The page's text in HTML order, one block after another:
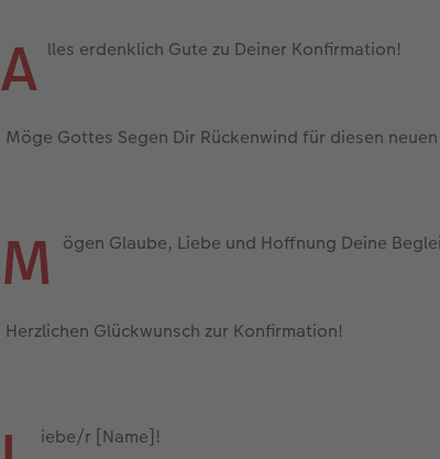
A lles erdenklich Gute zu Deiner Konfirmation!
Möge Gottes Segen Dir Rückenwind für diesen
M ögen Glaube, Liebe und Hoffnung Deine
Herzlichen Glückwunsch zur Konfirmation!
iebe/r [Name]!